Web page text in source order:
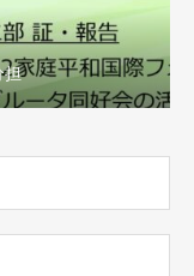
担